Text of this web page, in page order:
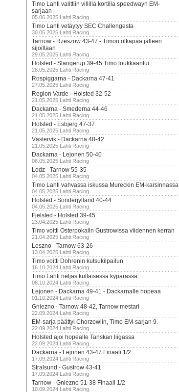
Timo Lahti valittiin villillä kortilla speedwayn EM-
sarjaan
05.06.2025 Lahti Racing
Timo Lahti vetäytyy SEC Challengesta
30.05.2025 Lahti Racing
Tarnow - Rzeszow 43-47 - Timon olkapää jälleen
sijoiltaan
29.05.2025 Lahti Racing
Holsted - Slangerup 39-45 Timo loukkaantui
28.05.2025 Lahti Racing
Rospiggarna - Dackarna 47-41
27.05.2025 Lahti Racing
Region Varde - Holsted 32-52
21.05.2025 Lahti Racing
Dackarna - Smederna 44-46
21.05.2025 Lahti Racing
Holsted - Esbjerg 47-37
21.05.2025 Lahti Racing
Västervik - Dackarna 48-42
21.05.2025 Lahti Racing
Dackarna - Lejonen 50-40
06.05.2025 Lahti Racing
Lodz - Tarnow 55-35
04.05.2025 Lahti Racing
Timo Lahti vahvassa iskussa Mureckin EM-karsinnassa
04.05.2025 Lahti Racing
Holsted - Sonderjylland 40-44
04.05.2025 Lahti Racing
Fjelsted - Holsted 39-45
23.04.2025 Lahti Racing
Timo voitti Osterpokalin Gustrowissa viidennen kerran
21.04.2025 Lahti Racing
Leszno - Tarnow 63-26
13.04.2025 Lahti Racing
Timo voitti Dohrenin kutsukilpailun
16.10.2024 Lahti Racing
Timo Lahti neljäs kultaisessa kypärässä
08.10.2024 Lahti Racing
Lejonen - Dackarna 49-41 - Dackarnalle hopeaa
01.10.2024 Lahti Racing
Gniezno - Tarnow 48-42, Tarnow mestari
22.09.2024 Lahti Racing
EM-sarja päättyi Chorzowiin, Timo EM-sarjan 9.
22.09.2024 Lahti Racing
Holsted ajoi hopealle Tanskan liigassa
22.09.2024 Lahti Racing
Dackarna - Lejonen 43-47 Finaali 1/2
17.09.2024 Lahti Racing
Stralsund - Gustrow 43-41
17.09.2024 Lahti Racing
Tarnow - Gniezno 51-38 Finaali 1/2
10.09.2024 Lahti Racing